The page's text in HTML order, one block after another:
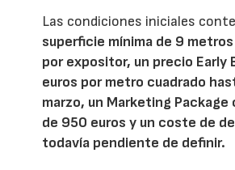
Las condiciones iniciales
superficie mínima de 9
por expositor, un precio Early
euros por metro cuadrado
marzo, un Marketing Package
de 950 euros y un coste de
todavía pendiente de definir.